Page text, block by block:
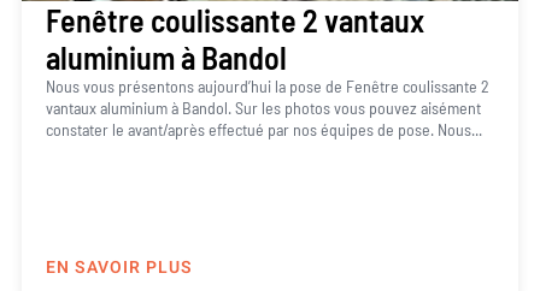
Fenêtre coulissante 2 vantaux
aluminium à Bandol
Nous vous présentons aujourd’hui la pose de Fenêtre coulissante 2
vantaux aluminium à Bandol. Sur les photos vous pouvez aisément
constater le avant/après effectué par nos équipes de pose. Nous...
EN SAVOIR PLUS